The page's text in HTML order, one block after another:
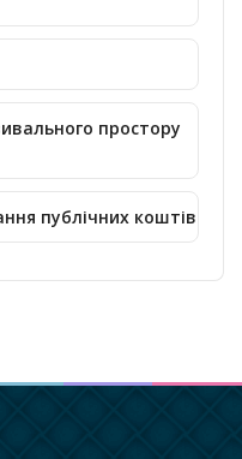
простору
публічних коштів